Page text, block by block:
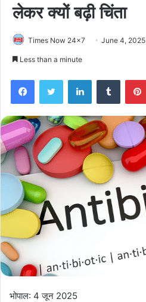
लेकर क्यों बढ़ी चिंता
Times Now 24x7 June 4, 2025
Less than a minute
FacebookTwitter LinkedInTumblr
भोपाल: 4 जून 2025